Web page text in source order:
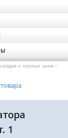
и торговых залов ›
1